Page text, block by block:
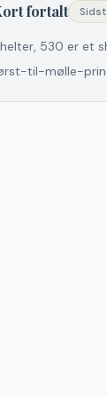
fortalt
530 er et
til-mølle-